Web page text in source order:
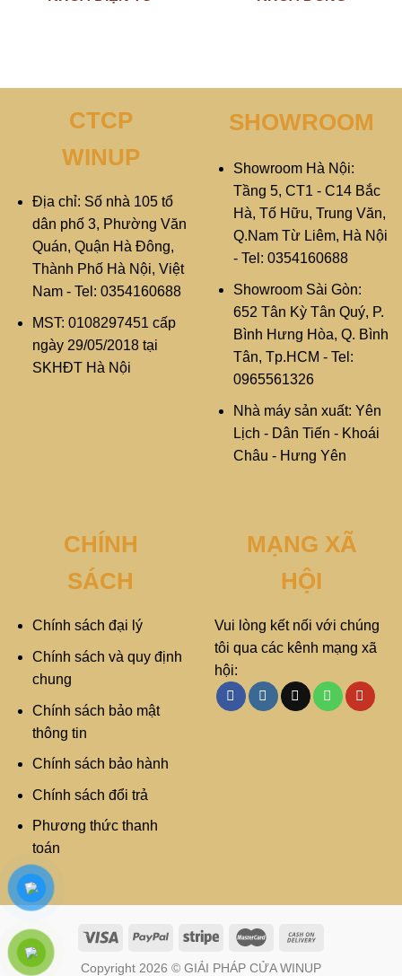
CTCP
WINUP
Địa chỉ: Số nhà 105 tổ
dân phố 3, Phường Văn
Quán, Quận Hà Đông,
Thành Phố Hà Nội, Việt
Nam - Tel: 0354160688
MST: 0108297451 cấp
ngày 29/05/2018 tại
SKHĐT Hà Nội
SHOWROOM
Showroom Hà Nội:
Tầng 5, CT1 - C14 Bắc
Hà, Tố Hữu, Trung Văn,
Q.Nam Từ Liêm, Hà Nội
- Tel: 0354160688
Showroom Sài Gòn:
652 Tân Kỳ Tân Quý, P.
Bình Hưng Hòa, Q. Bình
Tân, Tp.HCM - Tel:
0965561326
Nhà máy sản xuất: Yên
Lịch - Dân Tiến - Khoái
Châu - Hưng Yên
CHÍNH
SÁCH
Chính sách đại lý
Chính sách và quy định
chung
Chính sách bảo mật
thông tin
Chính sách bảo hành
Chính sách đổi trả
Phương thức thanh
toán
MẠNG XÃ
HỘI
Vui lòng kết nối với chúng
tôi qua các kênh mạng xã
hội:
Copyright 2026 © GIẢI PHÁP CỬA WINUP